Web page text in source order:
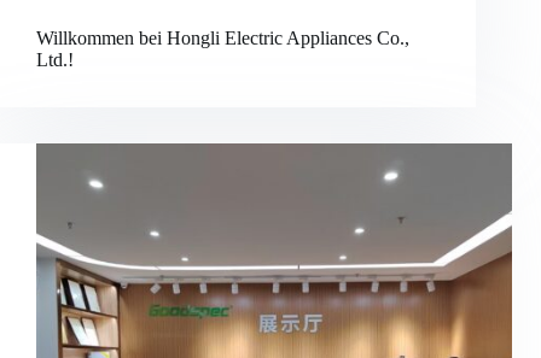
Willkommen bei Hongli Electric Appliances Co.,
Ltd.!